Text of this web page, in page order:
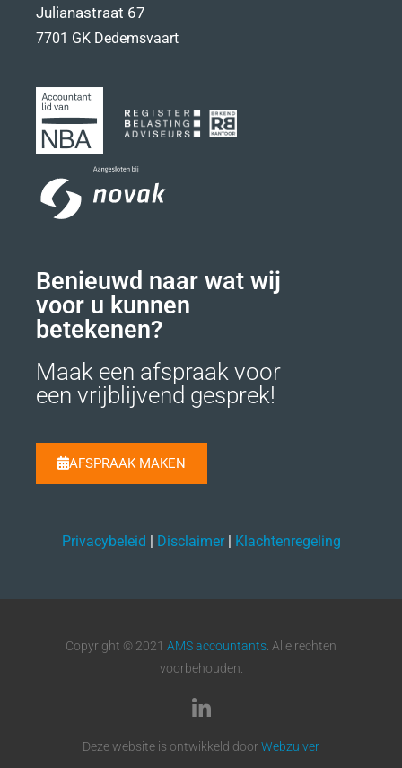
Julianastraat 67
7701 GK Dedemsvaart
Benieuwd naar wat wij
voor u kunnen
betekenen?
Maak een afspraak voor
een vrijblijvend gesprek!
AFSPRAAK MAKEN
Privacybeleid | Disclaimer| Klachtenregeling
Copyright © 2021 AMS accountants . Alle rechten
voorbehouden.
Deze website is ontwikkeld doorWebzuiver